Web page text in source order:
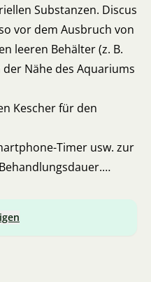
Substanzen. Discus
vor dem Ausbruch von
leeren Behälter (z. B.
Nähe des Aquariums
Kescher für den
Timer usw. zur
bestimmten
beispielsweise die
mit 10 Litern